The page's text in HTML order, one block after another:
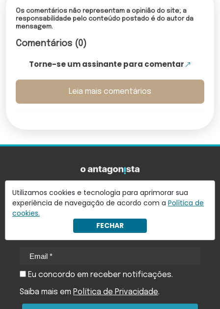
Os comentários não representam a opinião do site; a
responsabilidade pelo conteúdo postado é do autor da
mensagem.
Comentários (0)
Torne-se um assinante para comentar
Leia mais comentários
Utilizamos cookies e tecnologia para aprimorar sua
experiência de navegação de acordo com a Política de
cookies.
FECHAR
Quer receber notícias do Antagonista em seu
e-mail?
Assine nossa newsletter e receba as principais notícias
Eu concordo em receber notificações.
Saiba mais em Política de Privacidade.